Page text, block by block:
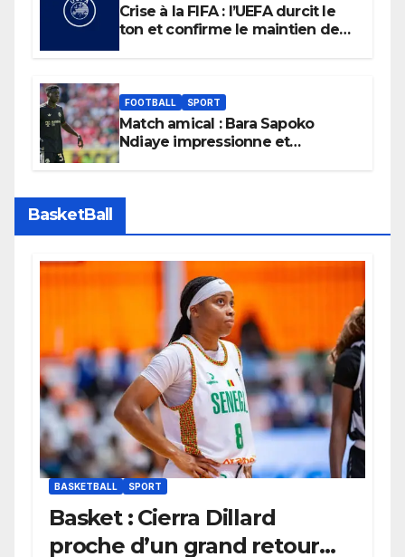
Crise à la FIFA : l’UEFA durcit le
ton et confirme le maintien de
FOOTBALL SPORT
Match amical : Bara Sapoko
Ndiaye impressionne et
BasketBall
BASKETBALL SPORT
Basket : Cierra Dillard
proche d’un grand retour